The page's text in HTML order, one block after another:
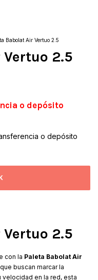
Babolat Air Vertuo 2.5
2.5
o depósito
o depósito
2.5
con la Paleta Babolat Air
buscan marcar la
en la red, esta